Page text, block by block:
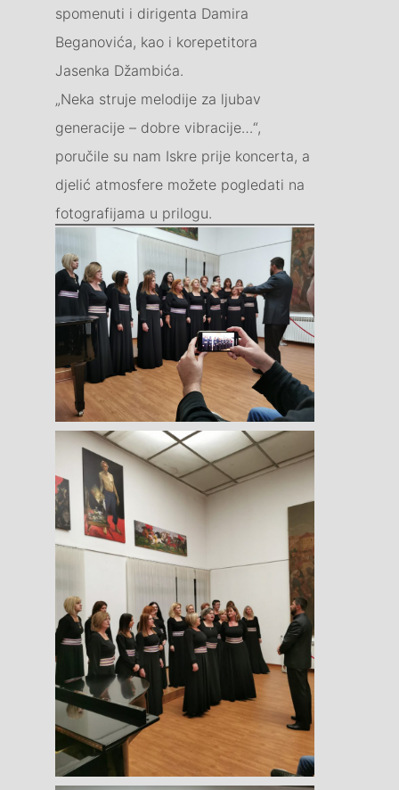
spomenuti i dirigenta Damira
Beganovića, kao i korepetitora
Jasenka Džambića.
„Neka struje melodije za ljubav
generacije – dobre vibracije…“,
poručile su nam Iskre prije koncerta, a
djelić atmosfere možete pogledati na
fotografijama u prilogu.